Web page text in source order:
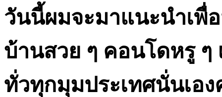
วันนี้ผมจะมาแนะนำเพื่
บ้านสวย ๆ คอนโดหรู ๆ
ทั่วทุกมุมประเทศนั่นเอง